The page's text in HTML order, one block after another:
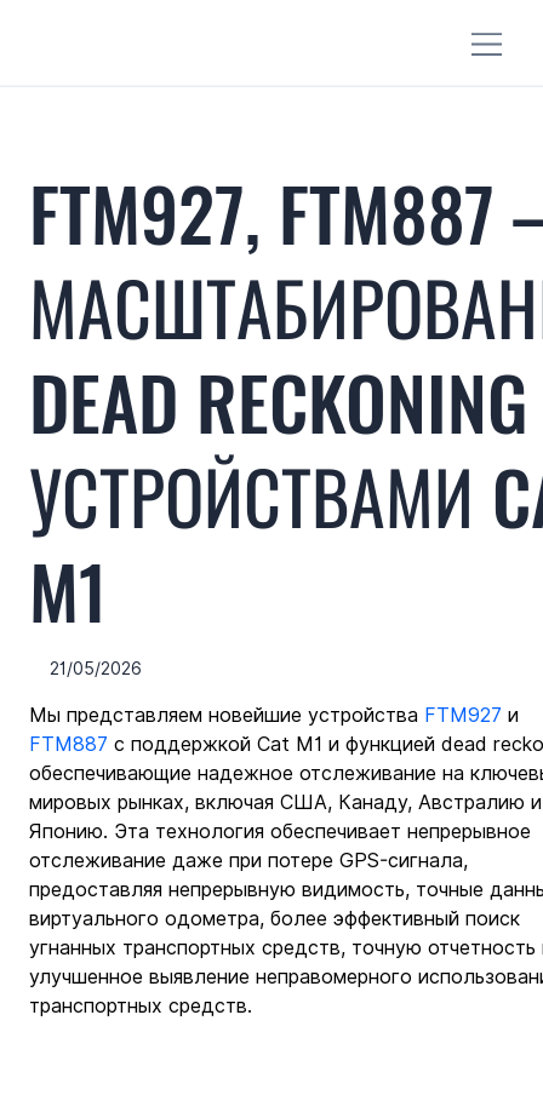
FTM927, FTM887
DEAD
УСТРОЙСТВАМИ
M1
21/05/2026
Мы представляем новейшие устройства FTM927 и
FTM887 с поддержкой Cat M1 и функцией dead
обеспечивающие надежное отслеживание на
мировых рынках, включая США, Канаду, Австралию
Японию. Эта технология обеспечивает непрерывное
отслеживание даже при потере GPS-сигнала,
предоставляя непрерывную видимость, точные
виртуального одометра, более эффективный поиск
угнанных транспортных средств, точную
улучшенное выявление неправомерного
транспортных средств.